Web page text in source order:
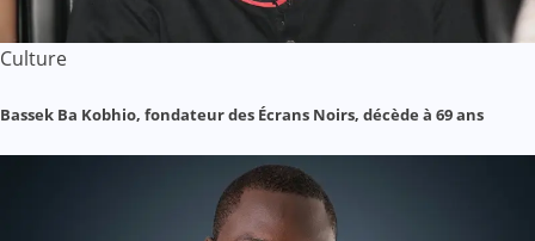
Culture
Bassek Ba Kobhio, fondateur des Écrans Noirs, décède à 69 ans